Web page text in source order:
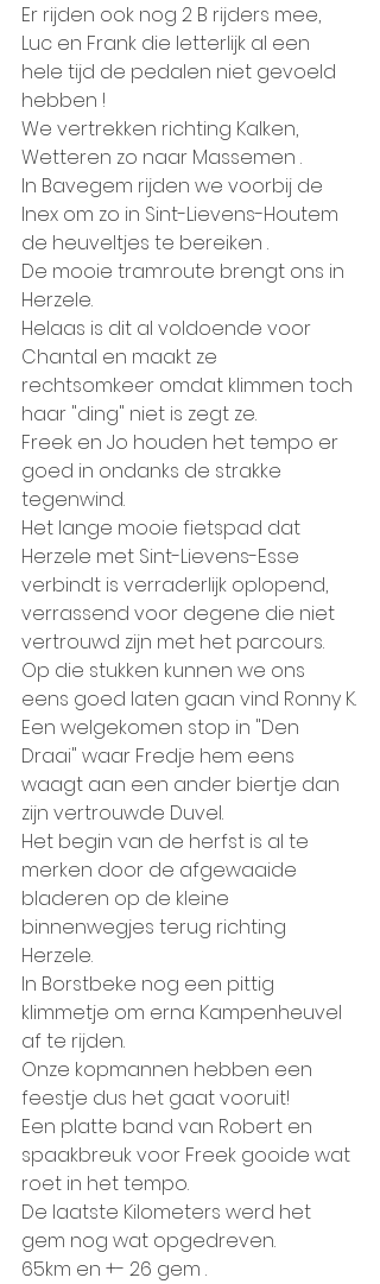
Er rijden ook nog 2 B rijders mee,
Luc en Frank die letterlijk al een
hele tijd de pedalen niet gevoeld
hebben !
We vertrekken richting Kalken,
Wetteren zo naar Massemen .
In Bavegem rijden we voorbij de
Inex om zo in Sint-Lievens-Houtem
de heuveltjes te bereiken .
De mooie tramroute brengt ons in
Herzele.
Helaas is dit al voldoende voor
Chantal en maakt ze
rechtsomkeer omdat klimmen toch
haar "ding" niet is zegt ze.
Freek en Jo houden het tempo er
goed in ondanks de strakke
tegenwind.
Het lange mooie fietspad dat
Herzele met Sint-Lievens-Esse
verbindt is verraderlijk oplopend,
verrassend voor degene die niet
vertrouwd zijn met het parcours.
Op die stukken kunnen we ons
eens goed laten gaan vind Ronny K.
Een welgekomen stop in "Den
Draai" waar Fredje hem eens
waagt aan een ander biertje dan
zijn vertrouwde Duvel.
Het begin van de herfst is al te
merken door de afgewaaide
bladeren op de kleine
binnenwegjes terug richting
Herzele.
In Borstbeke nog een pittig
klimmetje om erna Kampenheuvel
af te rijden.
Onze kopmannen hebben een
feestje dus het gaat vooruit!
Een platte band van Robert en
spaakbreuk voor Freek gooide wat
roet in het tempo.
De laatste Kilometers werd het
gem nog wat opgedreven.
65km en +- 26 gem .